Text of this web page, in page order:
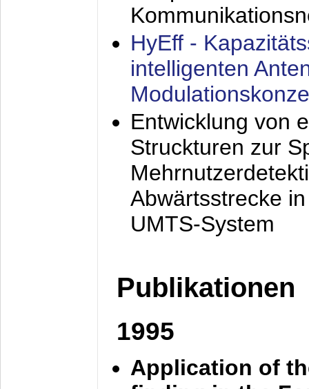
HyEff -
intelligenten
Entwicklung von
Struckturen zur
Abwärtsstrecke
UMTS-System
Publikationen
1995
Application of